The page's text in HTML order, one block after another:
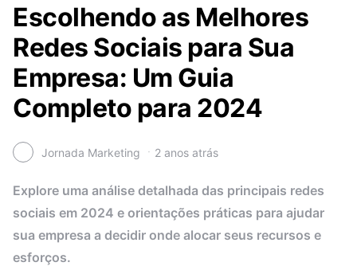
Escolhendo as Melhores
Redes Sociais para Sua
Empresa: Um Guia
Completo para 2024
Jornada Marketing 2 anos atrás
Explore uma análise detalhada das principais redes
sociais em 2024 e orientações práticas para ajudar
sua empresa a decidir onde alocar seus recursos e
esforços.